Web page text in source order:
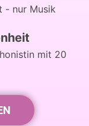
- nur Musik
mit 20